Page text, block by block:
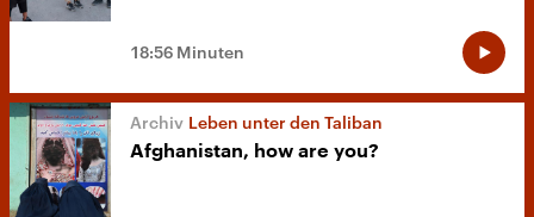
18:56 Minuten
Leben unter den Taliban
Afghanistan, how are you?